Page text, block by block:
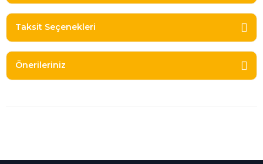
Taksit Seçenekleri
Önerileriniz
Alışveriş